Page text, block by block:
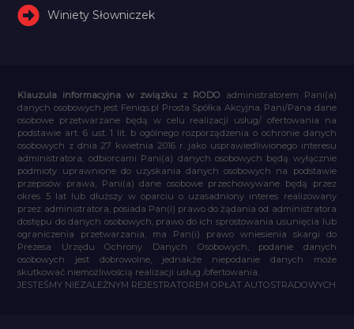
Winiety Słowniczek
Klauzula informacyjna w związku z RODO administratorem Pani(a)
danych osobowych jest Feniqs.pl Prosta Spółka Akcyjna. Pani/Pana dane
osobowe przetwarzane będą w celu realizacji usług/ ofertowania na
podstawie art. 6 ust. 1 lit. b ogólnego rozporządzenia o ochronie danych
osobowych z dnia 27 kwietnia 2016 r. jako usprawiedliwionego interesu
administratora, odbiorcami Pani(a) danych osobowych będą wyłącznie
podmioty uprawnione do uzyskania danych osobowych na podstawie
przepisów prawa, Pani(a) dane osobowe przechowywane będą przez
okres 5 lat lub dłuższy w oparciu o uzasadniony interes realizowany
przez administratora, posiada Pan(i) prawo do żądania od administratora
dostępu do danych osobowych, prawo do ich sprostowania usunięcia lub
ograniczenia przetwarzania, ma Pan(i) prawo wniesienia skargi do
Prezesa Urzędu Ochrony Danych Osobowych, podanie danych
osobowych jest dobrowolne, jednakże niepodanie danych może
skutkować niemożliwością realizacji usług /ofertowania.
JESTEŚMY NIEZALEŻNYM REJESTRATOREM OPŁAT AUTOSTRADOWYCH